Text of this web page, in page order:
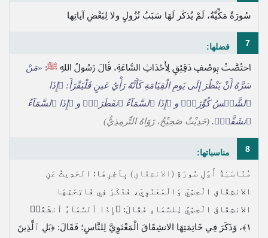
سُورَةٌ مَكِّيَّةٌ، لَمْ يُذكَر لَهَا سَبَبُ نُزُولٍ ولا لِبَعْضِ آياتِها
7 فضلها:
اختُصَّتْ بِوصْفٍ دَقِيْقٍ لِأَحْدَاثِ السَّاعَةِ، قَالَ رَسُولُ اللهِ ﷺ: «مَنْ
سَرَّهُ أَنْ يَنْظُرَ إِلَى يَومِ الْقِيَامَةِ كَأَنَّهُ رَأْيُ عَينٍ فَلْيَقْرَأَ: ﴿إِذَا
ٱلشَّمۡسُ كُوِّرَتۡ﴾ و ﴿إِذَا ٱلسَّمَآءُ ٱنفَطَرَتۡ﴾ و ﴿إِذَا ٱلسَّمَآءُ
ٱنشَقَّتۡ﴾. (حَدِيْثٌ صَحِيْحٌ، رَوَاهُ التِّرمِذِيُّ)
8 مناسباتها:
مُنَاسَبَةُ أَوَّلِ سُورَةِ (الانشِقَاقِ) بِآخِرِهَا: الحَدِيثُ عَنِ
الانشِقَاقِ الْحِسِّيِّ وَالْمَعْنَوِيِّ، فَذَكَرَ فِي فَاتِحَتِهَا
الانشِقَاقَ الْحِسِّيَّ لِلسَّمَاءِ فَقَالَ: ﴿إِذَا ٱلسَّمَآءُ ٱنشَقَّتۡ
١﴾ ، وَذَكَرَ فِي خَاتِمَتِهَا الانشِقَاقَ الْمَعْنَوِيَّ لِلنَّاسِ؛ فَقَالَ: ﴿بَلِ ٱلَّذِينَ